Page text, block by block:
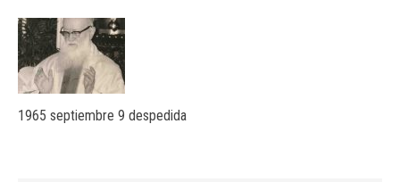
1965 septiembre 9 despedida